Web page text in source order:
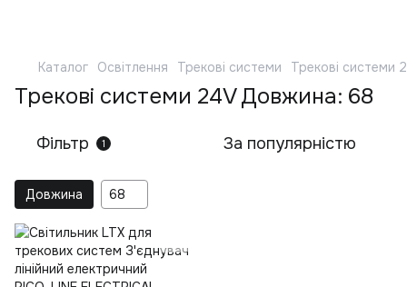
Каталог Освітлення Трекові системи Трекові системи
Трекові системи 24V Довжина: 68
Фільтр 1 За популярністю
Довжина 68